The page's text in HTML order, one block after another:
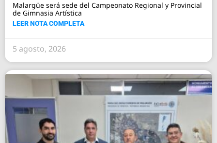
Malargüe será sede del Campeonato Regional y Provincial
de Gimnasia Artística
LEER NOTA COMPLETA
5 agosto, 2026